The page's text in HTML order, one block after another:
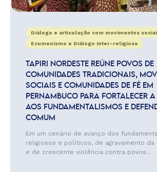
Diálogo e articulação com movimentos
Ecumenismo e Diálogo Inter-religioso
TAPIRI NORDESTE REÚNE POVOS DE
COMUNIDADES TRADICIONAIS,
SOCIAIS E COMUNIDADES DE FÉ EM
PERNAMBUCO PARA FORTALECER
AOS FUNDAMENTALISMOS E
COMUM
Em um cenário de avanço dos
religiosos e políticos, de agravamento
e de crescente violência contra povos...